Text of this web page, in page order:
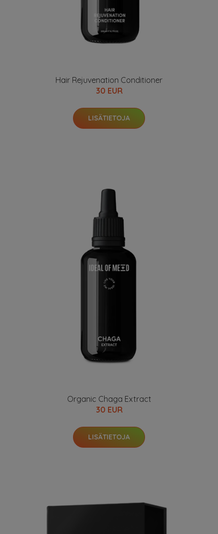
Hair Rejuvenation Conditioner
30 EUR
LISÄTIETOJA
Organic Chaga Extract
30 EUR
LISÄTIETOJA